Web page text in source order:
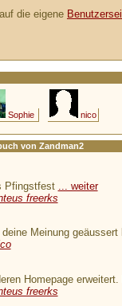
die eigene
Sophie nico
von Zandman2
Pfingstfest ... weiter
freerks
Meinung
Homepage
freerks